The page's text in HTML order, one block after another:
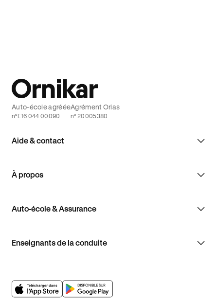
Aide & contact
À propos
Auto-école & Assurance
Enseignants de la conduite
Auto-école agréée
n°E16 044 00090
Agrément Orias
n° 20005380